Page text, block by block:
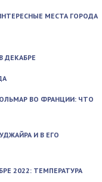
МЕСТА ГОРОДА
ДЕКАБРЕ
ВО ФРАНЦИИ: ЧТО
И В ЕГО
2022: ТЕМПЕРАТУРА